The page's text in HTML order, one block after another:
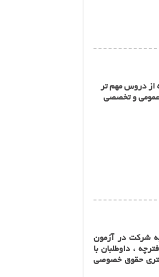
از دروس مهم تر
عمومی و تخصصی
شرکت در آزمون
، داوطلبان با
حقوق خصوصی